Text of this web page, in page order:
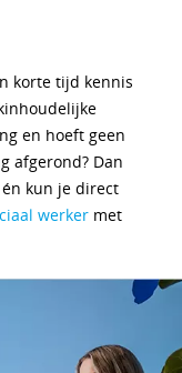
korte tijd kennis
en hoeft geen
afgerond? Dan
kun je direct
werker met